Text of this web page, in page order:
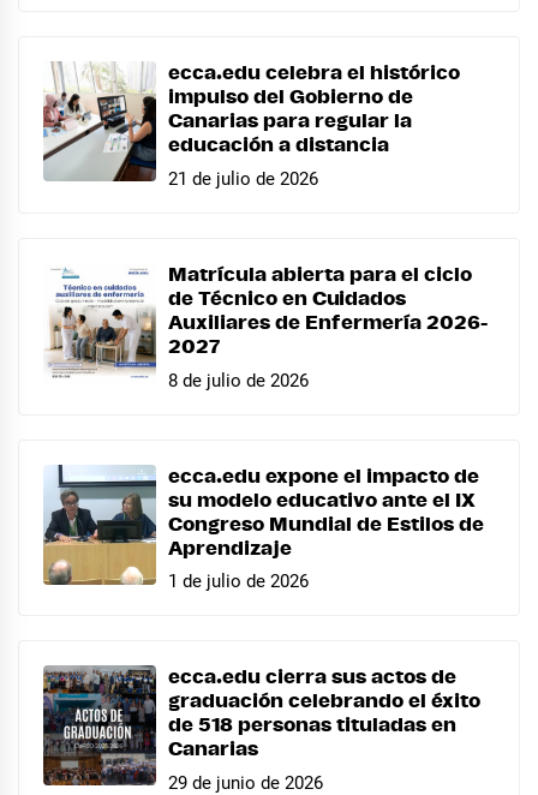
ecca.edu celebra el histórico
impulso del Gobierno de
Canarias para regular la
educación a distancia
21 de julio de 2026
Matrícula abierta para el ciclo
de Técnico en Cuidados
Auxiliares de Enfermería 2026-
2027
8 de julio de 2026
ecca.edu expone el impacto de
su modelo educativo ante el IX
Congreso Mundial de Estilos de
Aprendizaje
1 de julio de 2026
ecca.edu cierra sus actos de
graduación celebrando el éxito
de 518 personas tituladas en
Canarias
29 de junio de 2026